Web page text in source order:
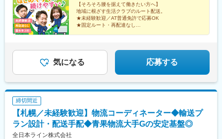
【そろそろ腰を据えて働きたい方へ】
地域に根ざす生活クラブのルート配送。
★未経験歓迎／AT普通免許で応募OK
★固定ルート・再配達なし
★札幌で長く安心して働ける環境
気になる 応募する
締切間近
【札幌／未経験歓迎】物流コーディネーター◆輸送プ
ラン設計・配送手配◆青果物流大手Gの安定基盤◎
全日本ライン株式会社